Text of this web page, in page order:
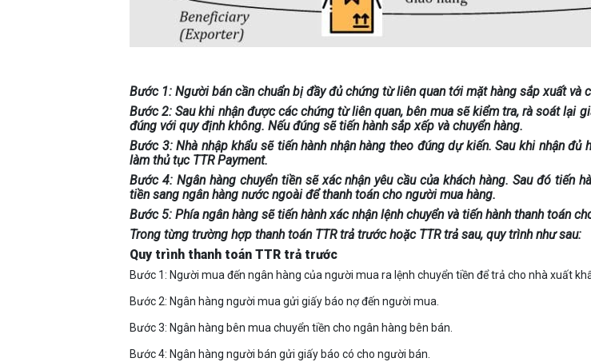
Bước 1: Người bán cần chuẩn bị đầy đủ chứng từ liên quan tới mặt hàng sắp xuất và
Bước 2: Sau khi nhận được các chứng từ liên quan, bên mua sẽ kiểm tra, rà soát lại
đúng với quy định không. Nếu đúng sẽ tiến hành sắp xếp và chuyển hàng.
Bước 3: Nhà nhập khẩu sẽ tiến hành nhận hàng theo đúng dự kiến. Sau khi nhận đủ
làm thủ tục TTR Payment.
Bước 4: Ngân hàng chuyển tiền sẽ xác nhận yêu cầu của khách hàng. Sau đó tiến
tiền sang ngân hàng nước ngoài để thanh toán cho người mua hàng.
Bước 5: Phía ngân hàng sẽ tiến hành xác nhận lệnh chuyển và tiến hành thanh toán
Trong từng trường hợp thanh toán TTR trả trước hoặc TTR trả sau, quy trình như sau:
Quy trình thanh toán TTR trả trước
Bước 1: Người mua đến ngân hàng của người mua ra lệnh chuyển tiền để trả cho nhà xuất
Bước 2: Ngân hàng người mua gửi giấy báo nợ đến người mua.
Bước 3: Ngân hàng bên mua chuyển tiền cho ngân hàng bên bán.
Bước 4: Ngân hàng người bán gửi giấy báo có cho người bán.